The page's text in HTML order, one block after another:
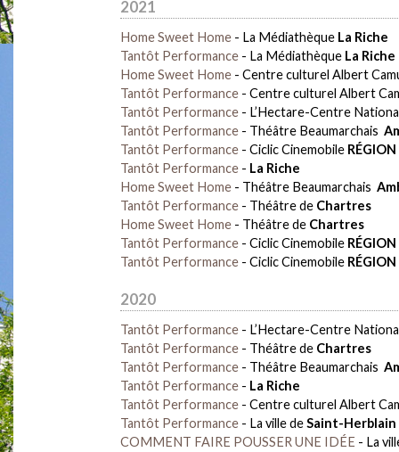
2021
Home Sweet Home - La Médiathèque La Riche
Tantôt Performance - La Médiathèque La Riche
Home Sweet Home - Centre culturel Albert
Tantôt Performance - Centre culturel Albert
Tantôt Performance - L’Hectare-Centre
Tantôt Performance - Théâtre Beaumarchais
Tantôt Performance - Ciclic Cinemobile
Tantôt Performance - La Riche
Home Sweet Home - Théâtre Beaumarchais
Tantôt Performance - Théâtre de Chartres
Home Sweet Home - Théâtre de Chartres
Tantôt Performance - Ciclic Cinemobile
Tantôt Performance - Ciclic Cinemobile
2020
Tantôt Performance - L’Hectare-Centre
Tantôt Performance - Théâtre de Chartres
Tantôt Performance - Théâtre Beaumarchais
Tantôt Performance - La Riche
Tantôt Performance - Centre culturel Albert
Tantôt Performance - La ville deSaint-Herblain
COMMENT FAIRE POUSSER UNE IDÉE - La